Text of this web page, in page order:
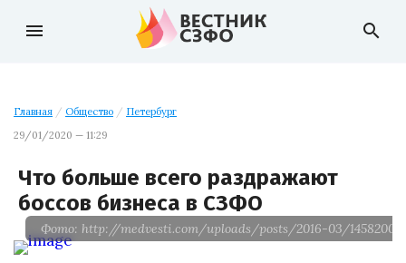
menu search
Главная / Общество / Петербург
29/01/2020 — 11:29
Что больше всего раздражают
боссов бизнеса в СЗФО
Фото: http://medvesti.com/uploads/posts/2016-03/